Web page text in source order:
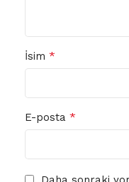
İsim *
E-posta *